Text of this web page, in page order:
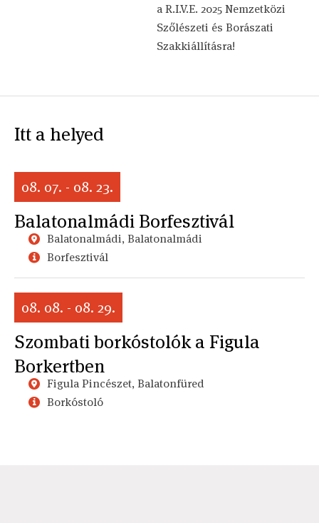
a R.I.V.E. 2025 Nemzetközi
Szőlészeti és Borászati
Szakkiállításra!
Itt a helyed
08. 07. - 08. 23.
Balatonalmádi Borfesztivál
Balatonalmádi, Balatonalmádi
Borfesztivál
08. 08. - 08. 29.
Szombati borkóstolók a Figula
Borkertben
Figula Pincészet, Balatonfüred
Borkóstoló